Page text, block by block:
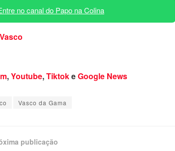
no canal do Papo na Colina
,Youtube,TiktokeGoogle News
Vasco da Gama
publicação